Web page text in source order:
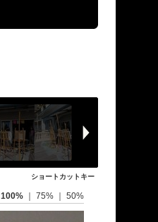
ショートカットキー
100% 75% 50%